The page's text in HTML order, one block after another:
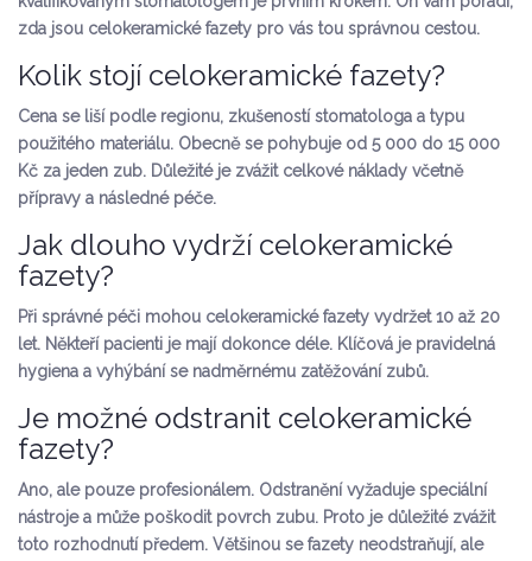
zda jsou celokeramické fazety pro vás tou správnou cestou.
Kolik stojí celokeramické fazety?
Cena se liší podle regionu, zkušeností stomatologa a typu
použitého materiálu. Obecně se pohybuje od 5 000 do 15 000
Kč za jeden zub. Důležité je zvážit celkové náklady včetně
přípravy a následné péče.
Jak dlouho vydrží celokeramické
fazety?
Při správné péči mohou celokeramické fazety vydržet 10 až 20
let. Někteří pacienti je mají dokonce déle. Klíčová je pravidelná
hygiena a vyhýbání se nadměrnému zatěžování zubů.
Je možné odstranit celokeramické
fazety?
Ano, ale pouze profesionálem. Odstranění vyžaduje speciální
nástroje a může poškodit povrch zubu. Proto je důležité zvážit
toto rozhodnutí předem. Většinou se fazety neodstraňují, ale